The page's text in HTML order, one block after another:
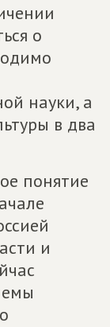
о
науки, а
в два
понятие
и